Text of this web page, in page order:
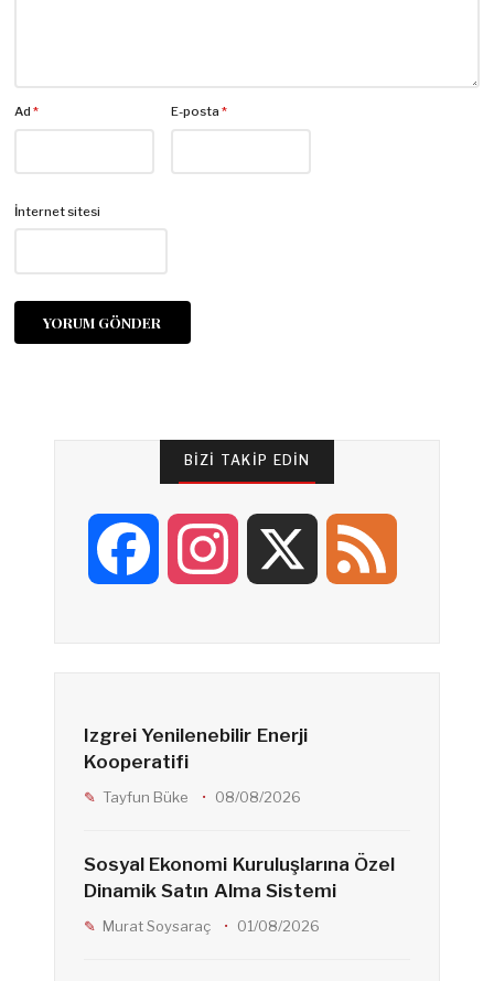
Ad* E-posta*
İnternet sitesi
BIZI TAKIP EDIN
e
o g
Izgrei Yenilenebilir Enerji
Kooperatifi
Tayfun Büke 08/08/2026
Sosyal Ekonomi Kuruluşlarına Özel
Dinamik Satın Alma Sistemi
Murat Soysaraç 01/08/2026